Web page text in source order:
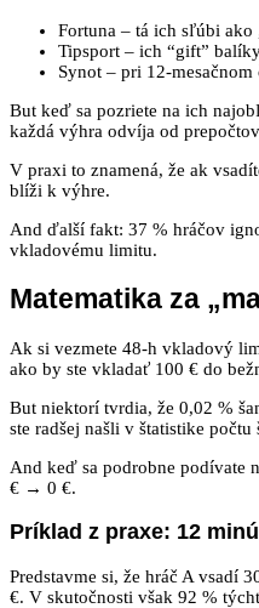
Fortuna – tá ich sľúbi ako
Tipsport – ich “gift”
Synot – pri
But keď sa pozriete na ich
každá výhra odvíja od
V praxi to znamená, že ak
blíži k výhre.
And ďalší fakt: 37 % hráčov
vkladovému limitu.
Matematika za
Ak si vezmete 48‑h vkladový
ako by ste vkladať 100 € do
But niektorí tvrdia, že 0,02 %
ste radšej našli v štatistike
And keď sa podrobne
€ → 0 €.
Príklad z praxe: 12
Predstavme si, že hráč A vsadí
€. V skutočnosti však 92 %